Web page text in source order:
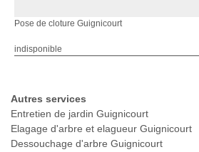
Pose de cloture Guignicourt
indisponible
Autres services
Entretien de jardin Guignicourt
Elagage d'arbre et elagueur Guignicourt
Dessouchage d'arbre Guignicourt